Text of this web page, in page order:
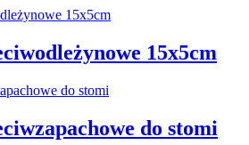
15x5cm
do stomi